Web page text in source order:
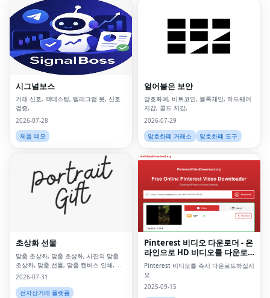
시그널보스
거래 신호, 백테스팅, 텔레그램 봇, 신호
검증,
2026-07-28
제품 데모
얼어붙은 보안
암호화폐, 비트코인, 블록체인, 하드웨어
지갑, 콜드 지갑,
2026-07-29
암호화폐 거래소
암호화폐 도구
초상화 선물
맞춤 초상화, 맞춤 초상화, 사진의 맞춤
초상화, 맞춤 선물, 맞춤 캔버스 인쇄, 사
진의 초상화, 맞춤 벽 예술, 맞춤 벽 예술,
2026-07-31
전자상거래 플랫폼
Pinterest 비디오 다운로더 - 온
라인으로 HD 비디오를 다운로
드하십시오
Pinterest 비디오를 즉시 다운로드하십시
오
2025-09-15